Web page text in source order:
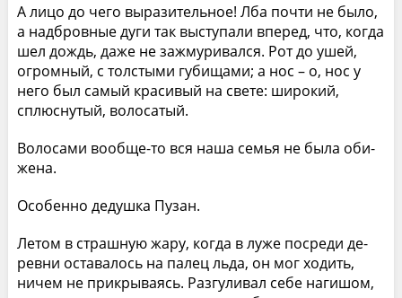
А лицо до чего выразительное! Лба почти не было,
а надбровные дуги так выступали вперед, что, когда
шел дождь, даже не зажмуривался. Рот до ушей,
огромный, с толстыми губищами; а нос – о, нос у
него был самый красивый на свете: широкий,
сплюснутый, волосатый.
Волосами вообще-то вся наша семья не была оби­
жена.
Особенно дедушка Пузан.
Летом в страшную жару, когда в луже посреди де­
ревни оставалось на палец льда, он мог ходить,
ничем не прикрываясь. Разгуливал себе нагишом,